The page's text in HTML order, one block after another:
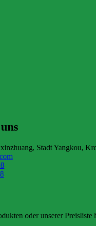
Stadt Yangkou,
oder unserer